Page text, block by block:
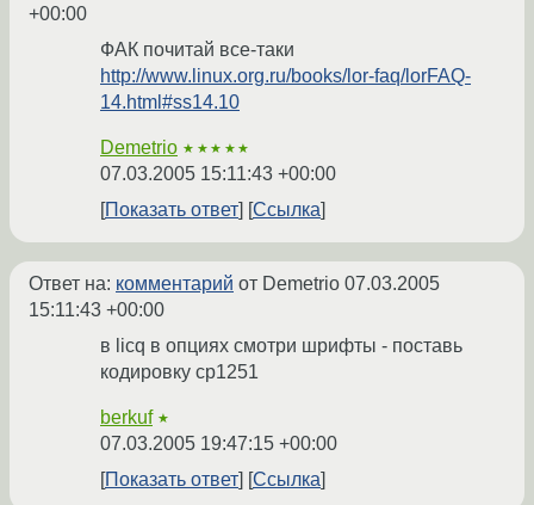
+00:00
ФАК почитай все-таки
http://www.linux.org.ru/books/lor-faq/lorFAQ-
14.html#ss14.10
Demetrio ★★★★★
07.03.2005 15:11:43 +00:00
Показать ответ
Ссылка
Ответ на: комментарий от Demetrio 07.03.2005
15:11:43 +00:00
в licq в опциях смотри шрифты - поставь
кодировку cp1251
berkuf ★
07.03.2005 19:47:15 +00:00
Показать ответ
Ссылка